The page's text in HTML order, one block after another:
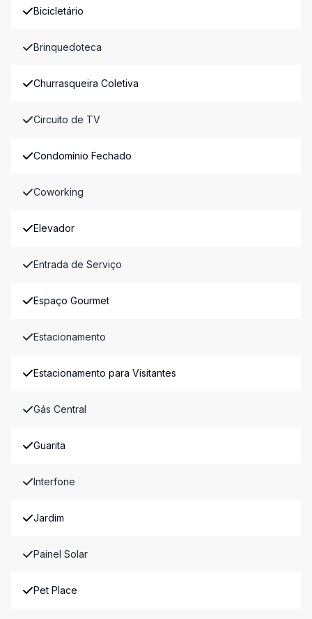
Bicicletário
Brinquedoteca
Churrasqueira Coletiva
Circuito de TV
Condomínio Fechado
Coworking
Elevador
Entrada de Serviço
Espaço Gourmet
Estacionamento
Estacionamento para Visitantes
Gás Central
Guarita
Interfone
Jardim
Painel Solar
Pet Place